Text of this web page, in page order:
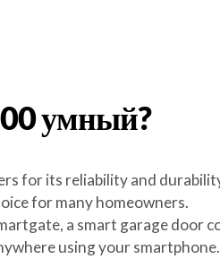
умный?
for its reliability and
for many homeowners.
a smart garage door
using your smartphone.